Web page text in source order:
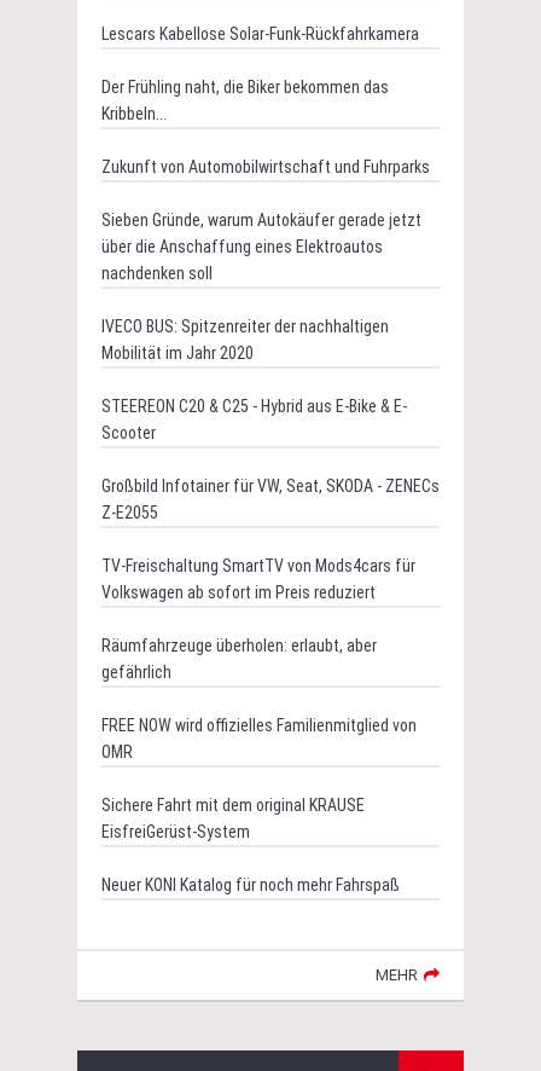
Lescars Kabellose Solar-Funk-Rückfahrkamera
Der Frühling naht, die Biker bekommen das
Kribbeln...
Zukunft von Automobilwirtschaft und Fuhrparks
Sieben Gründe, warum Autokäufer gerade jetzt
über die Anschaffung eines Elektroautos
nachdenken soll
IVECO BUS: Spitzenreiter der nachhaltigen
Mobilität im Jahr 2020
STEEREON C20 & C25 - Hybrid aus E-Bike & E-
Scooter
Großbild Infotainer für VW, Seat, SKODA - ZENECs
Z-E2055
TV-Freischaltung SmartTV von Mods4cars für
Volkswagen ab sofort im Preis reduziert
Räumfahrzeuge überholen: erlaubt, aber
gefährlich
FREE NOW wird offizielles Familienmitglied von
OMR
Sichere Fahrt mit dem original KRAUSE
EisfreiGerüst-System
Neuer KONI Katalog für noch mehr Fahrspaß
MEHR